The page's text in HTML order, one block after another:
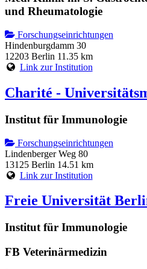
und Rheumatologie
Forschungseinrichtungen
Hindenburgdamm 30
12203 Berlin 11.35 km
Link zur Institution
Charité -
Institut für Immunologie
Forschungseinrichtungen
Lindenberger Weg 80
13125 Berlin 14.51 km
Link zur Institution
Freie Universität
Institut für Immunologie
FB Veterinärmedizin